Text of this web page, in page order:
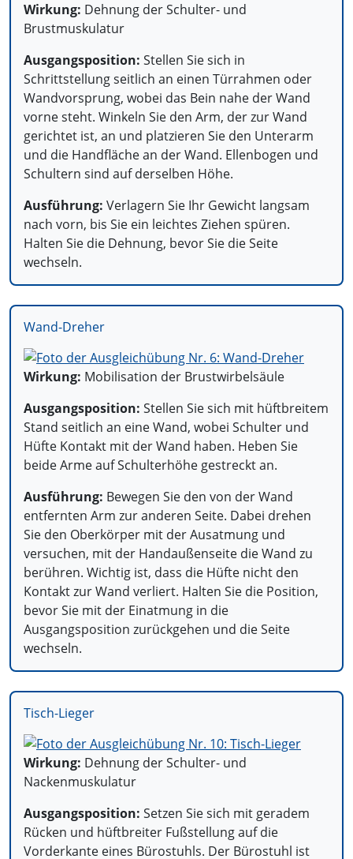
Wirkung: Dehnung der Schulter- und
Brustmuskulatur
Ausgangsposition: Stellen Sie sich in
Schrittstellung seitlich an einen Türrahmen oder
Wandvorsprung, wobei das Bein nahe der Wand
vorne steht. Winkeln Sie den Arm, der zur Wand
gerichtet ist, an und platzieren Sie den Unterarm
und die Handfläche an der Wand. Ellenbogen und
Schultern sind auf derselben Höhe.
Ausführung: Verlagern Sie Ihr Gewicht langsam
nach vorn, bis Sie ein leichtes Ziehen spüren.
Halten Sie die Dehnung, bevor Sie die Seite
wechseln.
Wand-Dreher
Wirkung: Mobilisation der Brustwirbelsäule
Ausgangsposition: Stellen Sie sich mit hüftbreitem
Stand seitlich an eine Wand, wobei Schulter und
Hüfte Kontakt mit der Wand haben. Heben Sie
beide Arme auf Schulterhöhe gestreckt an.
Ausführung: Bewegen Sie den von der Wand
entfernten Arm zur anderen Seite. Dabei drehen
Sie den Oberkörper mit der Ausatmung und
versuchen, mit der Handaußenseite die Wand zu
berühren. Wichtig ist, dass die Hüfte nicht den
Kontakt zur Wand verliert. Halten Sie die Position,
bevor Sie mit der Einatmung in die
Ausgangsposition zurückgehen und die Seite
wechseln.
Tisch-Lieger
Wirkung: Dehnung der Schulter- und
Nackenmuskulatur
Ausgangsposition: Setzen Sie sich mit geradem
Rücken und hüftbreiter Fußstellung auf die
Vorderkante eines Bürostuhls. Der Bürostuhl ist